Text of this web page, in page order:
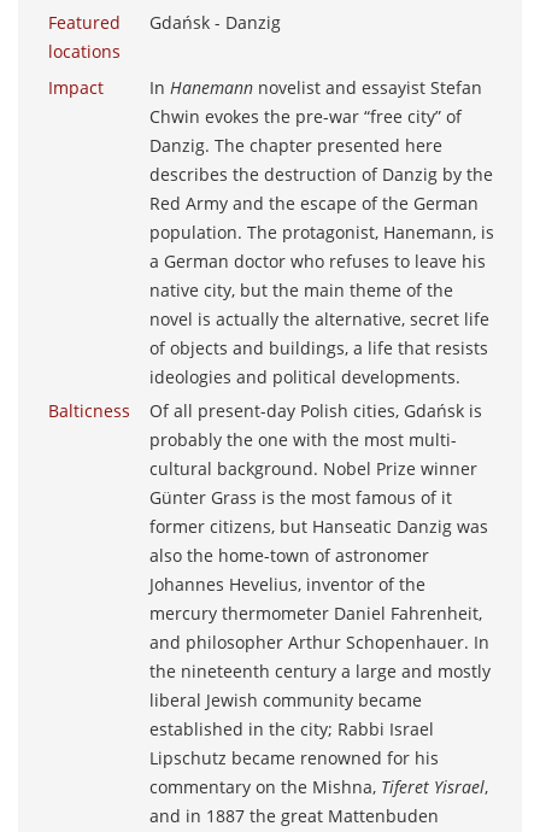
Featured
locations
Gdańsk - Danzig
Impact In Hanemannnovelist and essayist Stefan
Chwin evokes the pre-war “free city” of
Danzig. The chapter presented here
describes the destruction of Danzig by the
Red Army and the escape of the German
population. The protagonist, Hanemann, is
a German doctor who refuses to leave his
native city, but the main theme of the
novel is actually the alternative, secret life
of objects and buildings, a life that resists
ideologies and political developments.
Balticness
Of all present-day Polish cities, Gdańsk is
probably the one with the most multi-
cultural background. Nobel Prize winner
Günter Grass is the most famous of it
former citizens, but Hanseatic Danzig was
also the home-town of astronomer
Johannes Hevelius, inventor of the
mercury thermometer Daniel Fahrenheit,
and philosopher Arthur Schopenhauer. In
the nineteenth century a large and mostly
liberal Jewish community became
established in the city; Rabbi Israel
Lipschutz became renowned for his
commentary on the Mishna, Tiferet Yisrael,
and in 1887 the great Mattenbuden